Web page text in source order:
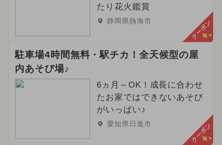
たり花火鑑賞
静岡県熱海市 クーポン
駐車場4時間無料・駅チカ！全天候型の屋
内あそび場♪
6ヵ月～OK！成長に合わせ
たお家ではできないあそび
がいっぱい♪
愛知県日進市 クーポン